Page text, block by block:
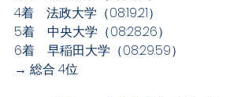
4着　法政大学（08:19.21）
5着　中央大学（08:28.26）
6着　早稲田大学（08:29.59）
→ 総合 4位